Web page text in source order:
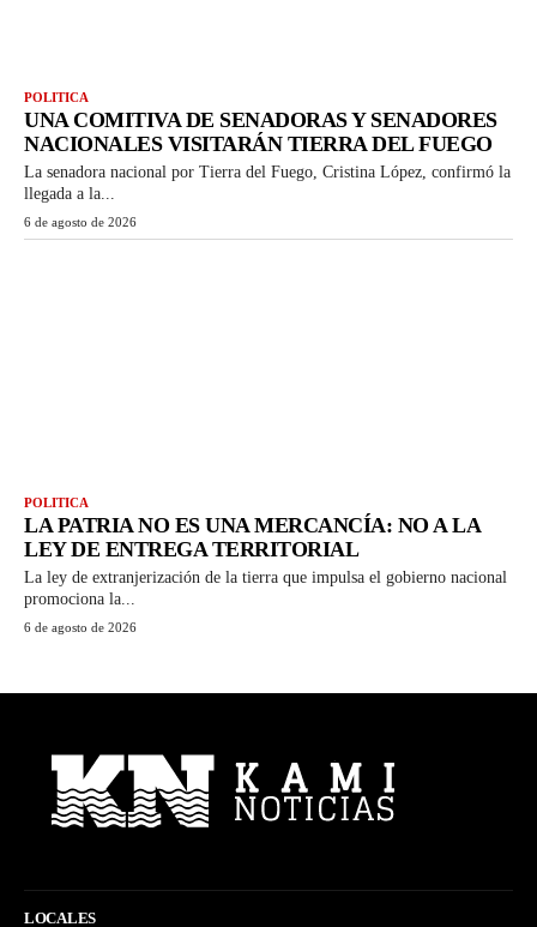
POLITICA
UNA COMITIVA DE SENADORAS Y SENADORES
NACIONALES VISITARÁN TIERRA DEL FUEGO
La senadora nacional por Tierra del Fuego, Cristina López, confirmó la
llegada a la...
6 de agosto de 2026
POLITICA
LA PATRIA NO ES UNA MERCANCÍA: NO A LA
LEY DE ENTREGA TERRITORIAL
La ley de extranjerización de la tierra que impulsa el gobierno nacional
promociona la...
6 de agosto de 2026
LOCALES